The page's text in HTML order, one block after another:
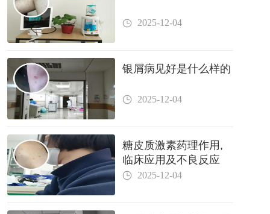
2025-12-04
银屑病见好是什么样的
2025-12-04
糖皮质激素药理作用,
临床应用及不良反应
2025-12-04